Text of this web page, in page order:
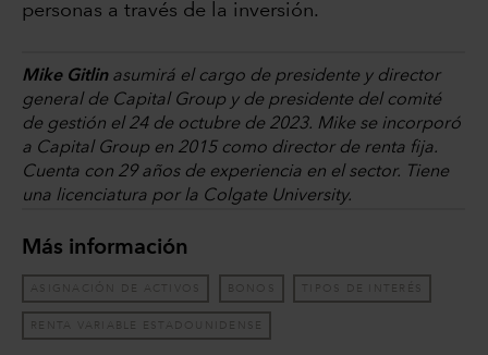
personas a través de la inversión.
Mike Gitlinasumirá el cargo de presidente y director
general de Capital Group y de presidente del comité
de gestión el 24 de octubre de 2023. Mike se incorporó
a Capital Group en 2015 como director de renta fija.
Cuenta con 29 años de experiencia en el sector. Tiene
una licenciatura por la Colgate University.
Más información
ASIGNACIÓN DE ACTIVOS BONOS TIPOS DE INTERÉS
RENTA VARIABLE ESTADOUNIDENSE